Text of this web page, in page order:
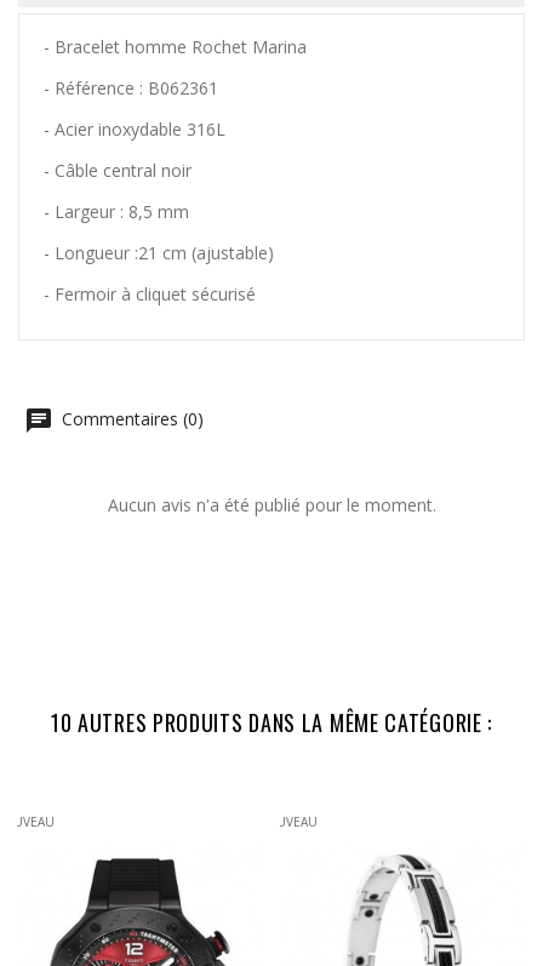
- Bracelet homme Rochet Marina
- Référence : B062361
- Acier inoxydable 316L
- Câble central noir
- Largeur : 8,5 mm
- Longueur :21 cm (ajustable)
- Fermoir à cliquet sécurisé
Commentaires (0)
Aucun avis n'a été publié pour le moment.
10 AUTRES PRODUITS DANS LA MÊME CATÉGORIE :
NOUVEAU